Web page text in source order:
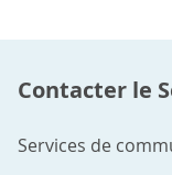
Contacter le
Services de